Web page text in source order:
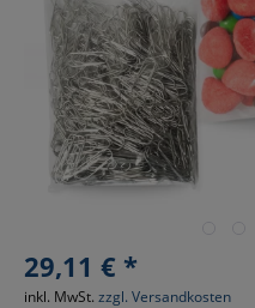
29,11 € *
inkl. MwSt. zzgl. Versandkosten